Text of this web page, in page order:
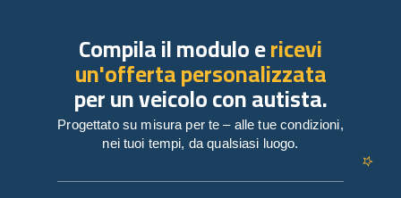
Compila il modulo ericevi
un'offerta personalizzata
per un veicolo con autista.
Progettato su misura per te – alle tue condizioni,
nei tuoi tempi, da qualsiasi luogo.